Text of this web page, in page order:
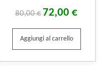
80,00€ 72,00€
Aggiungi al carrello